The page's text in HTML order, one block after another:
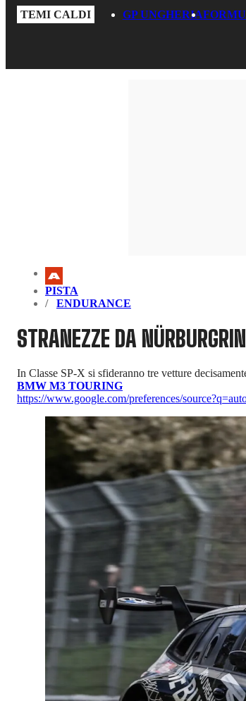
TEMI CALDI GP UNGHERIA
PISTA
ENDURANCE
STRANEZZE DA
In Classe SP-X si sfideranno tre vetture
BMW M3 TOURING
https://www.google.com/preferences/